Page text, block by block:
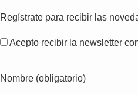
Regístrate para recibir las
Acepto recibir la newsletter
Nombre (obligatorio)